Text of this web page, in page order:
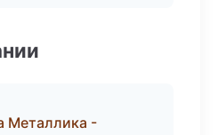
Металлика -